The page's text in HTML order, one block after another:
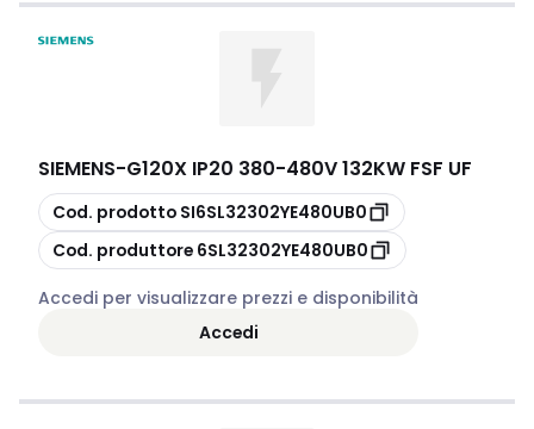
SIEMENS-G120X IP20 380-480V 132KW FSF UF
copia
Cod. prodotto SI6SL32302YE480UB0
copia
Cod. produttore 6SL32302YE480UB0
Accedi per visualizzare prezzi e disponibilità
Accedi